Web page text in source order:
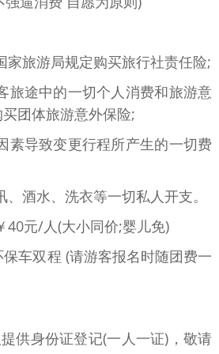
旅游局规定购买旅行社责任险;
途中的一切个人消费和旅游意
团体旅游意外保险;
导致变更行程所产生的一切费
酒水、洗衣等一切私人开支。
元/人(大小同价;婴儿免)
车双程 (请游客报名时随团费一
身份证登记(一人一证)，敬请